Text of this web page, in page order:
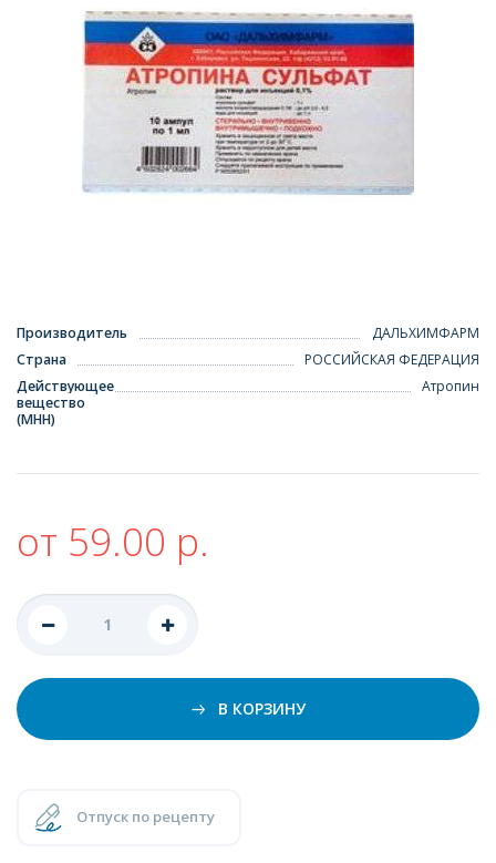
Производитель
ДАЛЬХИМФАРМ
Страна
РОССИЙСКАЯ ФЕДЕРАЦИЯ
Действующее
вещество
(МНН)
Атропин
от 59.00 р.
В КОРЗИНУ
Отпуск по рецепту